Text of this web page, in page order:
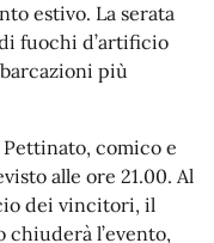
estivo. La serata
fuochi d’artificio
più
comico e
alle ore 21.00. Al
dei vincitori, il
l’evento,